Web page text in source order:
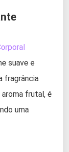
suave e
fragrância
frutal, é
uma